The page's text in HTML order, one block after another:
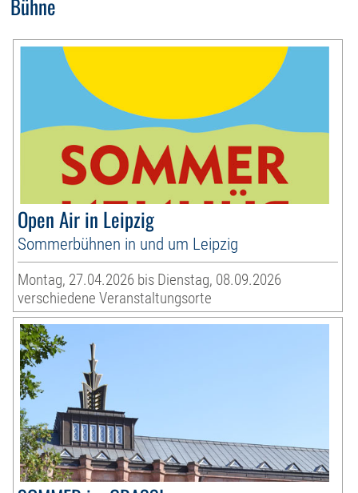
Bühne
Open Air in Leipzig
Sommerbühnen in und um Leipzig
Montag, 27.04.2026 bis Dienstag, 08.09.2026
verschiedene Veranstaltungsorte